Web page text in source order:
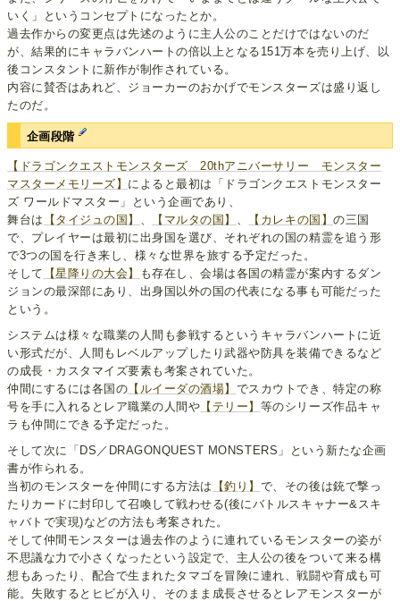
いく」というコンセプトになったとか。
過去作からの変更点は先述のように主人公のことだけではないのだ
が、結果的にキャラバンハートの倍以上となる151万本を売り上げ、以
後コンスタントに新作が制作されている。
内容に賛否はあれど、ジョーカーのおかげでモンスターズは盛り返し
たのだ。
企画段階
【ドラゴンクエストモンスターズ 20thアニバーサリー モンスター
マスターメモリーズ】 によると最初は「ドラゴンクエストモンスター
ズ ワールドマスター」という企画であり、
舞台は
【タイジュの国】 【マルタの国】 【カレキの国】の三国
で、プレイヤーは最初に出身国を選び、それぞれの国の精霊を追う形
で3つの国を行き来し、様々な世界を旅する予定だった。
そして
【星降りの大会】
も存在し、会場は各国の精霊が案内するダン
ジョンの最深部にあり、出身国以外の国の代表になる事も可能だった
という。
システムは様々な職業の人間も参戦するというキャラバンハートに近
い形式だが、人間もレベルアップしたり武器や防具を装備できるなど
の成長・カスタマイズ要素も考案されていた。
仲間にするには各国の 【ルイーダの酒場】 でスカウトでき、特定の称
号を手に入れるとレア職業の人間や 【テリー】 等のシリーズ作品キャ
ラも仲間にできる予定だった。
そして次に「DS／DRAGONQUEST MONSTERS」という新たな企画
書が作られる。
当初のモンスターを仲間にする方法は
【釣り】 で、その後は銃で撃っ
たりカードに封印して召喚して戦わせる(後にバトルスキャナー&スキ
ャバトで実現)などの方法も考案された。
そして仲間モンスターは過去作のように連れているモンスターの姿が
不思議な力で小さくなったという設定で、主人公の後をついて来る構
想もあったり、配合で生まれたタマゴを冒険に連れ、戦闘や育成も可
能。失敗するとヒビが入り、そのまま成長させるとレアモンスターが